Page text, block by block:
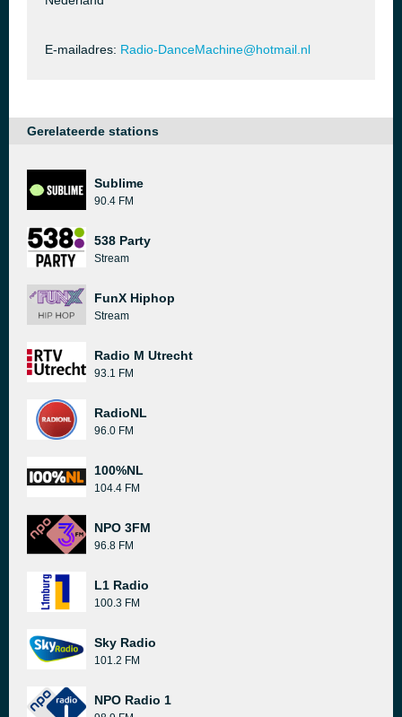
E-mailadres: Radio-DanceMachine@hotmail.nl
Gerelateerde stations
Sublime
90.4 FM
538 Party
Stream
FunX Hiphop
Stream
Radio M Utrecht
93.1 FM
RadioNL
96.0 FM
100%NL
104.4 FM
NPO 3FM
96.8 FM
L1 Radio
100.3 FM
Sky Radio
101.2 FM
NPO Radio 1